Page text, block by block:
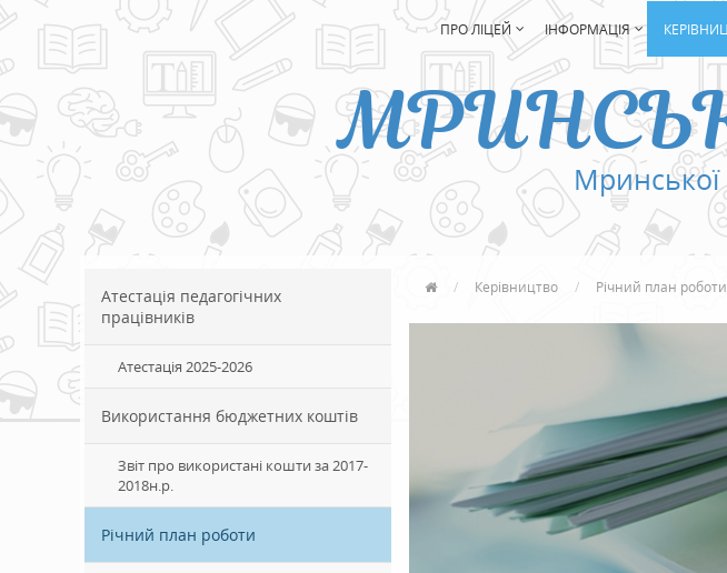
ПРО ЛІЦЕЙ ІНФОРМАЦІЯ
Мринської
Атестація педагогічних
працівників
Атестація 2025-2026
Використання бюджетних коштів
Звіт про використані кошти за 2017-
2018н.р.
Річний план роботи
Керівництво Річний план роботи